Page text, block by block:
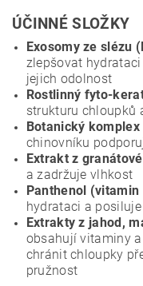
ÚČINNÉ SLOŽKY
Exosomy ze slézu
zlepšovat
jejich odolnost
Rostlinný fyto-
strukturu chloupků
Botanický komplex
chinovníku
Extrakt z
a zadržuje vlhkost
Panthenol (vitamin
hydrataci a
Extrakty z jahod,
obsahují vitaminy
chránit chloupky
pružnost